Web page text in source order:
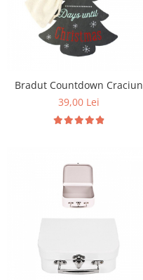
Bradut Countdown Craciun
39,00 Lei